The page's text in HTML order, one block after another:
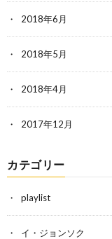
2018年6月
2018年5月
2018年4月
2017年12月
カテゴリー
playlist
イ・ジョンソク